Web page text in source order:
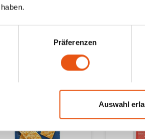
Präferenzen
Auswahl
gram
€ 3,69 €